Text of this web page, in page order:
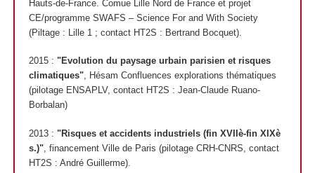
Hauts-de-France. Comue Lille Nord de France et projet
CE/programme SWAFS – Science For and With Society
(Piltage : Lille 1 ; contact HT2S : Bertrand Bocquet).
2015 : "Evolution du paysage urbain parisien et risques
climatiques", Hésam Confluences explorations thématiques
(pilotage ENSAPLV, contact HT2S : Jean-Claude Ruano-
Borbalan)
2013 : "Risques et accidents industriels (fin XVIIè-fin XIXè
s.)", financement Ville de Paris (pilotage CRH-CNRS, contact
HT2S : André Guillerme).